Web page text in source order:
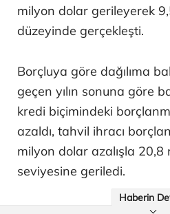
milyon dolar gerileyerek
düzeyinde gerçekleşti.
Borçluya göre dağılıma
geçen yılın sonuna göre
kredi biçimindeki
azaldı, tahvil ihracı
milyon dolar azalışla
seviyesine geriledi.
Haberin